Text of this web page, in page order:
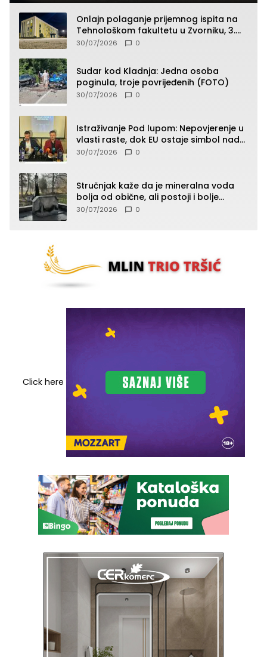
Onlajn polaganje prijemnog ispita na
Tehnološkom fakultetu u Zvorniku, 3.
septembra u 9.00 časova
30/07/2026 0
Sudar kod Kladnja: Jedna osoba
poginula, troje povrijeđenih (FOTO)
30/07/2026 0
Istraživanje Pod lupom: Nepovjerenje u
vlasti raste, dok EU ostaje simbol nade
građana
30/07/2026 0
Stručnjak kaže da je mineralna voda
bolja od obične, ali postoji i bolje
rješenje
30/07/2026 0
Click here